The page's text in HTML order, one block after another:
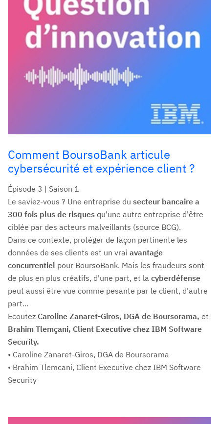
Comment BoursoBank articule
cybersécurité et expérience client ?
Épisode 3 | Saison 1
Le saviez-vous ? Une entreprise du secteur bancaire a
300 fois plus de risques qu'une autre entreprise d'être
ciblée par des acteurs malveillants (source BCG).
Dans ce contexte, protéger de façon pertinente les
données de ses clients est un vrai avantage
concurrentiel pour BoursoBank. Mais les fraudeurs sont
de plus en plus créatifs, d'une part, et la cyberdéfense
peut aussi être vue comme pesante par le client, d'autre
part...
Ecoutez Caroline Zanaret-Giros, DGA de Boursorama, et
Brahim Tlemçani, Client Executive chez IBM Software
Security.
• Caroline Zanaret-Giros, DGA de Boursorama
• Brahim Tlemcani, Client Executive chez IBM Software
Security